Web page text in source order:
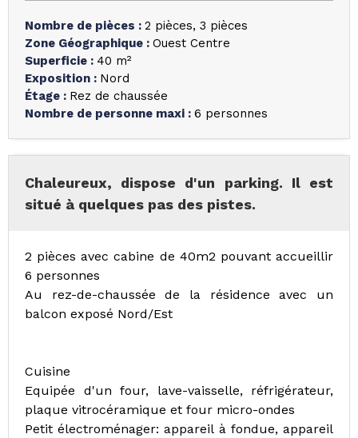
Nombre de pièces : 2 pièces 3 pièces
Zone Géographique : Ouest Centre
Superficie : 40 m²
Exposition : Nord
Étage : Rez de chaussée
Nombre de personne maxi : 6 personnes
Chaleureux, dispose d'un parking. Il est
situé à quelques pas des pistes.
2 pièces avec cabine de 40m2 pouvant accueillir
6 personnes
Au rez-de-chaussée de la résidence avec un
balcon exposé Nord/Est
Cuisine
Equipée d'un four, lave-vaisselle, réfrigérateur,
plaque vitrocéramique et four micro-ondes
Petit électroménager: appareil à fondue, appareil